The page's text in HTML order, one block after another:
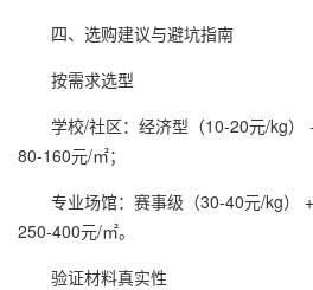
四、选购建议与避坑指南
按需求选型
学校/社区：经济型（10-20元/kg）
80-160元/㎡；
专业场馆：赛事级（30-40元/kg）
250-400元/㎡。
验证材料真实性